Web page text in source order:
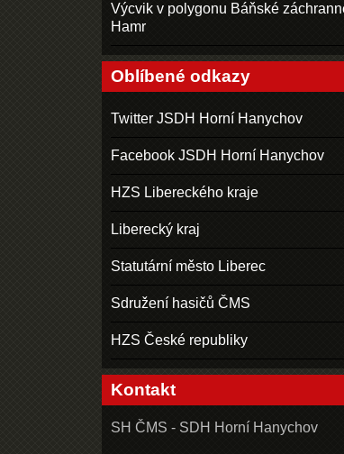
Výcvik v polygonu Báňské
Hamr
Oblíbené odkazy
Twitter JSDH Horní Hanychov
Facebook JSDH Horní Hanychov
HZS Libereckého kraje
Liberecký kraj
Statutární město Liberec
Sdružení hasičů ČMS
HZS České republiky
Kontakt
SH ČMS - SDH Horní Hanychov